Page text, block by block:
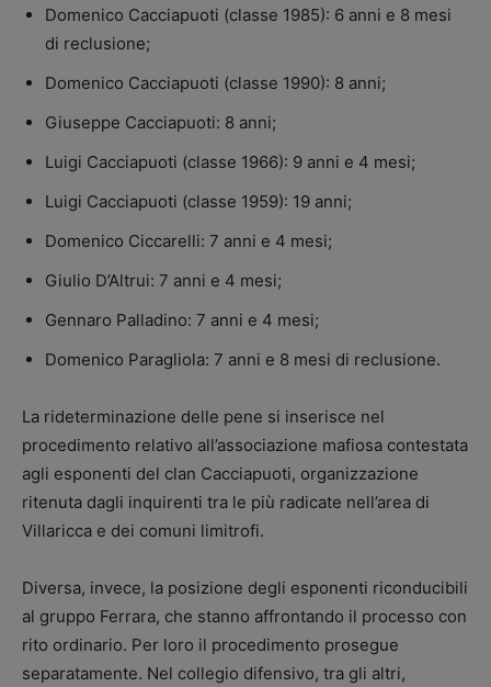
Domenico Cacciapuoti (classe 1985): 6 anni e 8 mesi
di reclusione;
Domenico Cacciapuoti (classe 1990): 8 anni;
Giuseppe Cacciapuoti: 8 anni;
Luigi Cacciapuoti (classe 1966): 9 anni e 4 mesi;
Luigi Cacciapuoti (classe 1959): 19 anni;
Domenico Ciccarelli: 7 anni e 4 mesi;
Giulio D’Altrui: 7 anni e 4 mesi;
Gennaro Palladino: 7 anni e 4 mesi;
Domenico Paragliola: 7 anni e 8 mesi di reclusione.
La rideterminazione delle pene si inserisce nel
procedimento relativo all’associazione mafiosa contestata
agli esponenti del clan Cacciapuoti, organizzazione
ritenuta dagli inquirenti tra le più radicate nell’area di
Villaricca e dei comuni limitrofi.
Diversa, invece, la posizione degli esponenti riconducibili
al gruppo Ferrara, che stanno affrontando il processo con
rito ordinario. Per loro il procedimento prosegue
separatamente. Nel collegio difensivo, tra gli altri,